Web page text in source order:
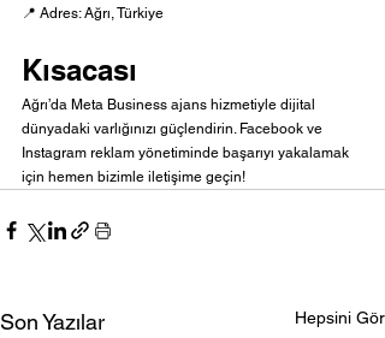
📍 Adres: Ağrı, Türkiye
Kısacası
Ağrı’da Meta Business ajans hizmetiyle dijital
dünyadaki varlığınızı güçlendirin. Facebook ve
Instagram reklam yönetiminde başarıyı yakalamak
için hemen bizimle iletişime geçin!
Son Yazılar Hepsini Gör